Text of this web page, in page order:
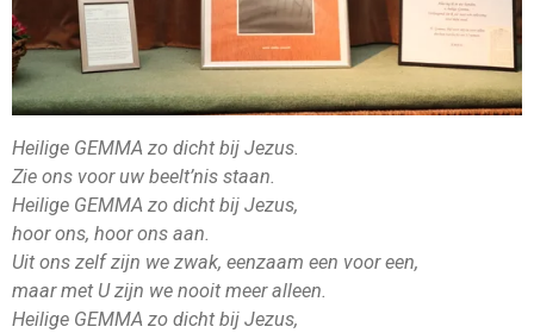
Heilige GEMMA zo dicht bij Jezus.
Zie ons voor uw beelt’nis staan.
Heilige GEMMA zo dicht bij Jezus,
hoor ons, hoor ons aan.
Uit ons zelf zijn we zwak, eenzaam een voor een,
maar met U zijn we nooit meer alleen.
Heilige GEMMA zo dicht bij Jezus,